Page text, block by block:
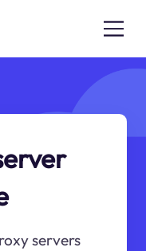
servers